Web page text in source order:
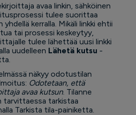
avaa linkin, sähköinen
tulee suorittaa
yhdellä kerralla. Mikäli linkki ehtii
tai prosessi keskeytyy,
tulee lähettää uusi linkki
uudelleen Lähetä kutsu -
näkyy odotustilan
Odotetaan, että
avaa kutsun. Tilanne
tarvittaessa tarkistaa
Tarkista tila-painiketta.